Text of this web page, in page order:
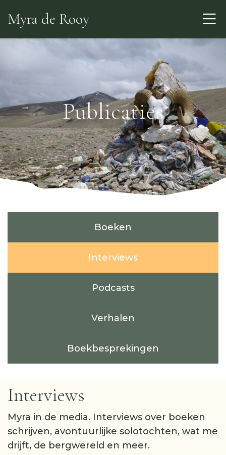
toMyra de Rooy
Publicaties
Boeken
Interviews
Podcasts
Verhalen
Boekbesprekingen
Interviews
Myra in de media. Interviews over boeken
schrijven, avontuurlijke solotochten, wat me
drijft, de bergwereld en meer.